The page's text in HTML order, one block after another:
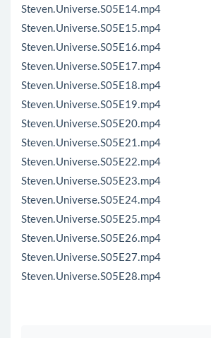
Steven.Universe.S05E14.mp4
Steven.Universe.S05E15.mp4
Steven.Universe.S05E16.mp4
Steven.Universe.S05E17.mp4
Steven.Universe.S05E18.mp4
Steven.Universe.S05E19.mp4
Steven.Universe.S05E20.mp4
Steven.Universe.S05E21.mp4
Steven.Universe.S05E22.mp4
Steven.Universe.S05E23.mp4
Steven.Universe.S05E24.mp4
Steven.Universe.S05E25.mp4
Steven.Universe.S05E26.mp4
Steven.Universe.S05E27.mp4
Steven.Universe.S05E28.mp4